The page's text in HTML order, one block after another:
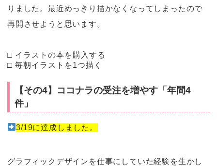
りました。最近めっきり描かなくなってしまったので
再開させようと思います。
□ イラストの本を購入する
□ 毎朝イラストを1つ描く
【その4】ココナラの受注を増やす「年間4
件」
3/19に達成しました。
グラフィックデザインを仕事にしていた経験を生かし